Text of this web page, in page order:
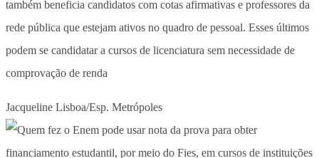
também beneficia candidatos com cotas afirmativas e professores da
rede pública que estejam ativos no quadro de pessoal. Esses últimos
podem se candidatar a cursos de licenciatura sem necessidade de
comprovação de renda
Jacqueline Lisboa/Esp. Metrópoles